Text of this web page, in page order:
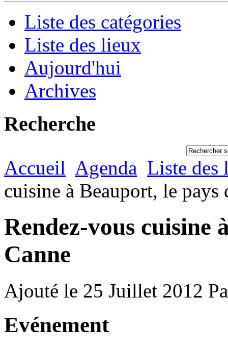
Liste des catégories
Liste des lieux
Aujourd'hui
Archives
Recherche
Accueil Agenda Liste des
cuisine à Beauport, le pays
Rendez-vous cuisine
Canne
Ajouté le 25 Juillet 2012
Evénement